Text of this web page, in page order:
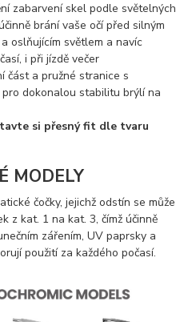
zabarvení skel podle světelných
brání vaše očí před silným
oslňujícím světlem a navíc
i při jízdě večer
část a pružné stranice s
dokonalou stabilitu brýlí na
si přesný fit dle tvaru
MODELY
čočky, jejichž odstín se může
z kat. 1 na kat. 3, čímž účinně
zářením, UV paprsky a
použití za každého počasí.